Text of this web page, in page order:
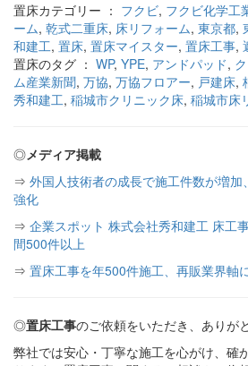
置床カテゴリー ： フクビ, フクビ化学工
ーム, 乾式二重床, 床リフォーム, 東京都,
和建工, 置床, 置床マイスター, 置床工事,
置床のタグ ： WP, YPE, アンドパッド,
ム産業新聞, 万協, 万協フロアー, 戸建床,
秀和建工, 稲城市クリニック床, 稲城市床
◎メディア掲載
⇒ 外国人技術者の成長で施工件数が増加
強化
⇒ 企業スポット 株式会社秀和建工 床工
間500件以上
⇒ 置床工事を年500件施工、再販業界軸
◎置床工事のご依頼をいただき、ありが
弊社では安心・丁寧な施工を心がけ、確